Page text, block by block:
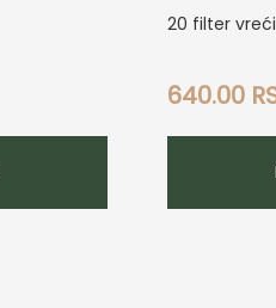
20 filter
640.00